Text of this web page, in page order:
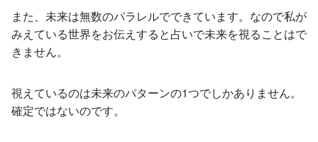
また、未来は無数のパラレルでできています。なので私が
みえている世界をお伝えすると占いで未来を視ることはで
きません。
視えているのは未来のパターンの1つでしかありません。
確定ではないのです。